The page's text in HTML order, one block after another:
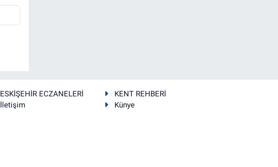
ESKİŞEHİR ECZANELERİ
KENT REHBERİ
İletişim
Künye